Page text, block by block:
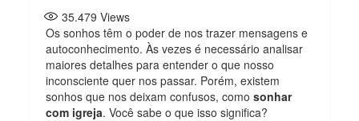
35.479 Views
Os sonhos têm o poder de nos trazer mensagens e
autoconhecimento. Às vezes é necessário analisar
maiores detalhes para entender o que nosso
inconsciente quer nos passar. Porém, existem
sonhos que nos deixam confusos, como sonhar
com igreja. Você sabe o que isso significa?